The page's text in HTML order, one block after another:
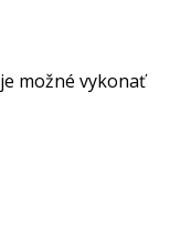
možné vykonať